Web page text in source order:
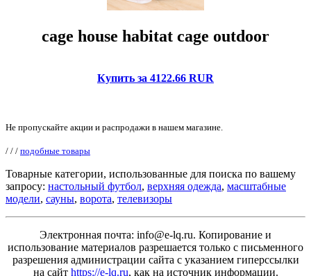
cage house habitat cage outdoor
Купить за 4122.66 RUR
Не пропускайте акции и распродажи в нашем магазине.
/ / / подобные товары
Товарные категории, использованные для поиска по вашему
запросу: настольный футбол, верхняя одежда, масштабные
модели, сауны, ворота, телевизоры
Электронная почта: info@e-lq.ru. Копирование и
использование материалов разрешается только с письменного
разрешения администрации сайта с указанием гиперссылки
на сайт https://e-lq.ru, как на источник информации.